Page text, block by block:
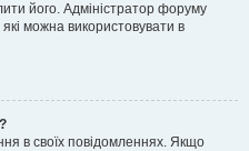
його. Адміністратор форуму
можна використовувати в
в своїх повідомленнях. Якщо